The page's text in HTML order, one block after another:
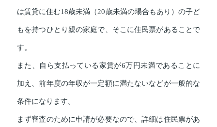
は賃貸に住む18歳未満（20歳未満の場合もあり）の子ど
もを持つひとり親の家庭で、そこに住民票があることで
す。
また、自ら支払っている家賃が6万円未満であることに
加え、前年度の年収が一定額に満たないなどが一般的な
条件になります。
まず審査のために申請が必要なので、詳細は住民票があ